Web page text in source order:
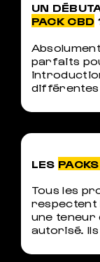
UN
PACK CBD
parfaits
différentes
LES
Tous les
respectent
une teneur
autorisé.